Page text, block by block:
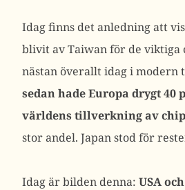
Idag finns det anledning att
blivit av Taiwan för de viktiga
nästan överallt idag i modern
sedan hade Europa drygt 40
världens tillverkning av chip
stor andel. Japan stod för
Idag är bilden denna: USA